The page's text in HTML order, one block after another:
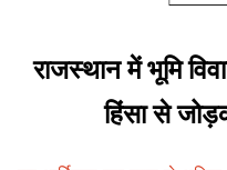
राजस्थान में भूमि
हिंसा से